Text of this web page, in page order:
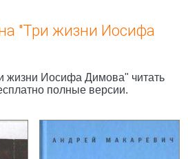
"Три жизни Иосифа
жизни Иосифа Димова" читать
полные версии.